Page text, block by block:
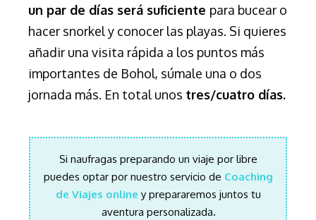
un par de días será suficiente para bucear o
hacer snorkel y conocer las playas. Si quieres
añadir una visita rápida a los puntos más
importantes de Bohol, súmale una o dos
jornada más. En total unos tres/cuatro días.
Si naufragas preparando un viaje por libre
puedes optar por nuestro servicio de Coaching
de Viajes online y prepararemos juntos tu
aventura personalizada.